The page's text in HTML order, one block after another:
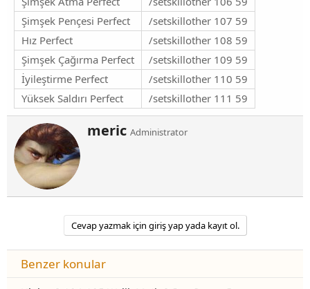
Şimşek Pençesi Perfect
/setskillother 107 59
Hız Perfect
/setskillother 108 59
Şimşek Çağırma Perfect
/setskillother 109 59
İyileştirme Perfect
/setskillother 110 59
Yüksek Saldırı Perfect
/setskillother 111 59
Y
americ Administrator
Cevap yazmak için giriş yap yada kayıt ol.
Benzer konular